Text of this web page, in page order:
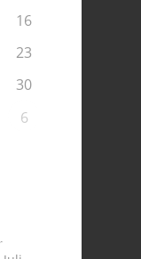
16
23
30
6